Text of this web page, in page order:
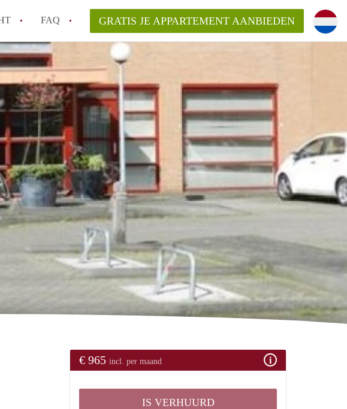
FAQ
te reageren op een Appartement in Tilburg?
van AppartementenTilburg?
bemiddelingsvergoeding?
GRATIS JE APPARTEMENT AANBIEDEN
€ 965 incl. per maand
IS VERHUURD